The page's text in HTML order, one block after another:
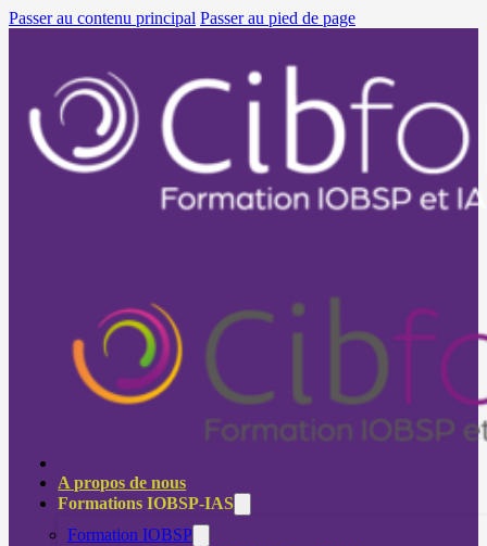
Passer au contenu principal Passer au pied de page
A propos de nous
Formations IOBSP-IAS
Formation IOBSP